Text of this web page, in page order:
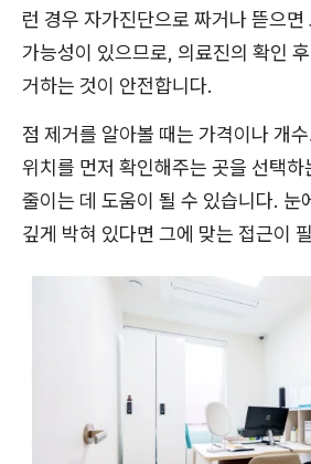
런 경우 자가진단으로 짜거나 뜯으
가능성이 있으므로, 의료진의 확인
거하는 것이 안전합니다.
점 제거를 알아볼 때는 가격이나 개
위치를 먼저 확인해주는 곳을 선택
줄이는 데 도움이 될 수 있습니다. 눈
깊게 박혀 있다면 그에 맞는 접근이